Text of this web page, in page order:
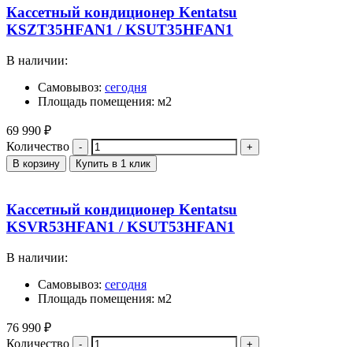
Кассетный кондиционер Kentatsu
KSZT35HFAN1 / KSUT35HFAN1
В наличии:
Самовывоз: сегодня
Площадь помещения: м2
69 990 ₽
Количество
В корзину Купить в 1 клик
Кассетный кондиционер Kentatsu
KSVR53HFAN1 / KSUT53HFAN1
В наличии:
Самовывоз: сегодня
Площадь помещения: м2
76 990 ₽
Количество